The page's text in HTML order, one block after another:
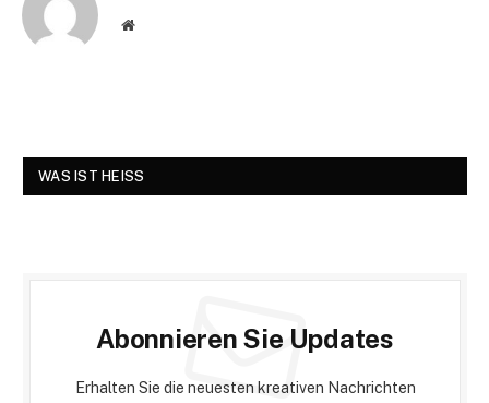
Website
WAS IST HEISS
Abonnieren Sie Updates
Erhalten Sie die neuesten kreativen Nachrichten